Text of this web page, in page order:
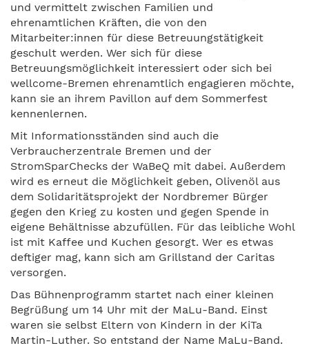
und vermittelt zwischen Familien und
ehrenamtlichen Kräften, die von den
Mitarbeiter:innen für diese Betreuungstätigkeit
geschult werden. Wer sich für diese
Betreuungsmöglichkeit interessiert oder sich bei
wellcome-Bremen ehrenamtlich engagieren möchte,
kann sie an ihrem Pavillon auf dem Sommerfest
kennenlernen.
Mit Informationsständen sind auch die
Verbraucherzentrale Bremen und der
StromSparChecks der WaBeQ mit dabei. Außerdem
wird es erneut die Möglichkeit geben, Olivenöl aus
dem Solidaritätsprojekt der Nordbremer Bürger
gegen den Krieg zu kosten und gegen Spende in
eigene Behältnisse abzufüllen. Für das leibliche Wohl
ist mit Kaffee und Kuchen gesorgt. Wer es etwas
deftiger mag, kann sich am Grillstand der Caritas
versorgen.
Das Bühnenprogramm startet nach einer kleinen
Begrüßung um 14 Uhr mit der MaLu-Band. Einst
waren sie selbst Eltern von Kindern in der KiTa
Martin-Luther. So entstand der Name MaLu-Band.